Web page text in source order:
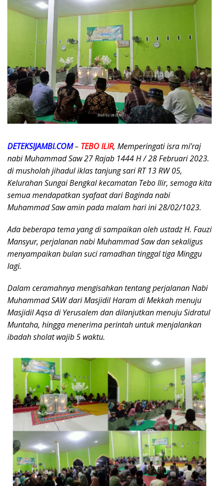
DETEKSIJAMBI.COM– TEBO ILIR, Memperingati isra mi’raj
nabi Muhammad Saw 27 Rajab 1444 H / 28 Februari 2023.
di musholah jihadul iklas tanjung sari RT 13 RW 05,
Kelurahan Sungai Bengkal kecamatan Tebo Ilir, semoga kita
semua mendapatkan syafaat dari Baginda nabi
Muhammad Saw amin pada malam hari ini 28/02/1023.
Ada beberapa tema yang di sampaikan oleh ustadz H. Fauzi
Mansyur, perjalanan nabi Muhammad Saw dan sekaligus
menyampaikan bulan suci ramadhan tinggal tiga Minggu
lagi.
Dalam ceramahnya mengisahkan tentang perjalanan Nabi
Muhammad SAW dari Masjidil Haram di Mekkah menuju
Masjidil Aqsa di Yerusalem dan dilanjutkan menuju Sidratul
Muntaha, hingga menerima perintah untuk menjalankan
ibadah sholat wajib 5 waktu.